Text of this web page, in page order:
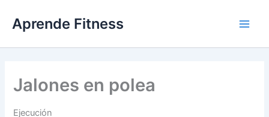
contenido
Aprende Fitness
Jalones en polea
Ejecución